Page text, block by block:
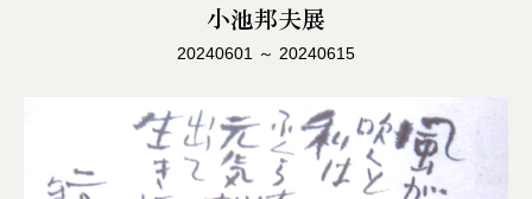
小池邦夫展
20240601 ～ 20240615